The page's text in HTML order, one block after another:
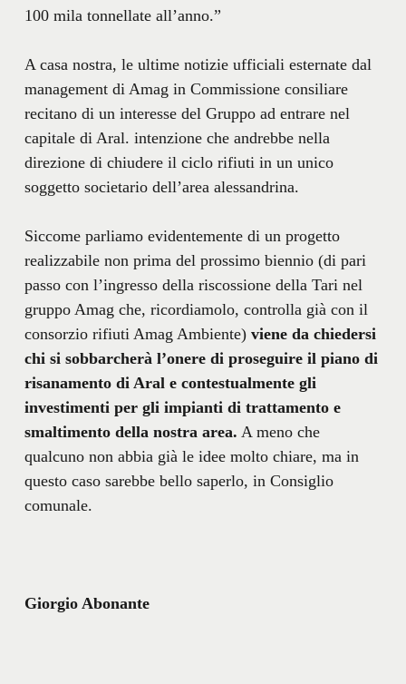
100 mila tonnellate all’anno.”
A casa nostra, le ultime notizie ufficiali esternate dal
management di Amag in Commissione consiliare
recitano di un interesse del Gruppo ad entrare nel
capitale di Aral. intenzione che andrebbe nella
direzione di chiudere il ciclo rifiuti in un unico
soggetto societario dell’area alessandrina.
Siccome parliamo evidentemente di un progetto
realizzabile non prima del prossimo biennio (di pari
passo con l’ingresso della riscossione della Tari nel
gruppo Amag che, ricordiamolo, controlla già con il
consorzio rifiuti Amag Ambiente) viene da chiedersi
chi si sobbarcherà l’onere di proseguire il piano di
risanamento di Aral e contestualmente gli
investimenti per gli impianti di trattamento e
smaltimento della nostra area. A meno che
qualcuno non abbia già le idee molto chiare, ma in
questo caso sarebbe bello saperlo, in Consiglio
comunale.
Giorgio Abonante